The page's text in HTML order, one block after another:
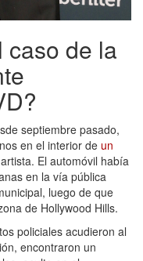
caso de la
septiembre pasado,
en el interior de un
El automóvil había
en la vía pública
luego de que
de Hollywood Hills.
policiales acudieron al
encontraron un